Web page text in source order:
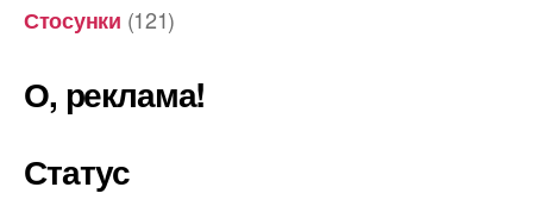
Стосунки (121)
О, реклама!
Статус